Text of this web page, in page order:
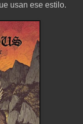
usan ese estilo.